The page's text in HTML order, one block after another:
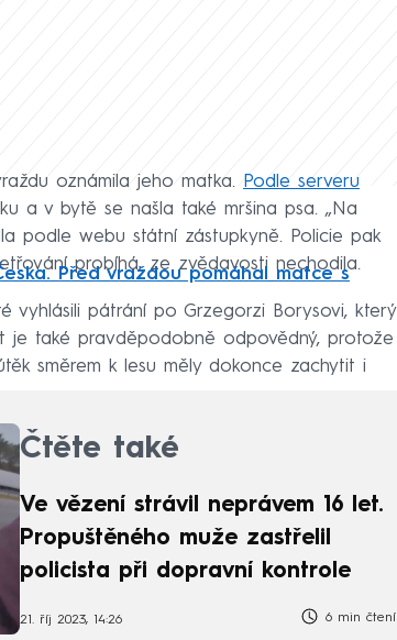
oznámila jeho matka. Podle serveru
a v bytě se našla také mršina psa. „Na
podle webu státní zástupkyně. Policie pak
probíhá, ze zvědavosti nechodila.
Před vraždou pomáhal matce s
vyhlásili pátrání po Grzegorzi Borysovi, který
je také pravděpodobně odpovědný, protože
směrem k lesu měly dokonce zachytit i
Čtěte také
Ve vězení strávil neprávem 16 let.
Propuštěného muže zastřelil
policista při dopravní kontrole
21. říj 2023, 14:26 6 min čtení